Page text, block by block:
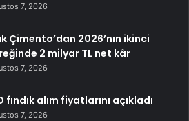
7, 2026
Çimento’dan 2026’nın ikinci
2 milyar TL net kâr
7, 2026
fındık alım fiyatlarını açıkladı
7, 2026